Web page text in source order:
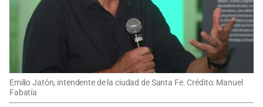
Emilio Jatón, intendente de la ciudad de Santa Fe. Crédito: Manuel
Fabatía